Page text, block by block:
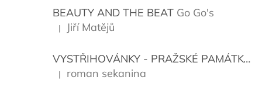
BEAUTY AND THE BEAT Go Go's
Hodnocení produktu je 5 z 5 hvězdiček.
| Jiří Matějů
VYSTŘIHOVÁNKY - PRAŽSKÉ PAMÁTKY
Hodnocení produktu je 5 z 5 hvězdiček.
| roman sekanina